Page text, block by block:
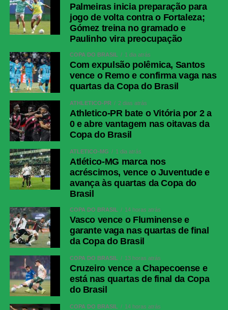
Palmeiras inicia preparação para
jogo de volta contra o Fortaleza;
Gómez treina no gramado e
Paulinho vira preocupação
COPA DO BRASIL 1 dia atrás
Com expulsão polêmica, Santos
vence o Remo e confirma vaga nas
quartas da Copa do Brasil
ATHLETICO-PR 2 dias atrás
Athletico-PR bate o Vitória por 2 a
0 e abre vantagem nas oitavas da
Copa do Brasil
ATLÉTICO-MG 1 dia atrás
Atlético-MG marca nos
acréscimos, vence o Juventude e
avança às quartas da Copa do
Brasil
COPA DO BRASIL 14 horas atrás
Vasco vence o Fluminense e
garante vaga nas quartas de final
da Copa do Brasil
COPA DO BRASIL 13 horas atrás
Cruzeiro vence a Chapecoense e
está nas quartas de final da Copa
do Brasil
COPA DO BRASIL 14 horas atrás